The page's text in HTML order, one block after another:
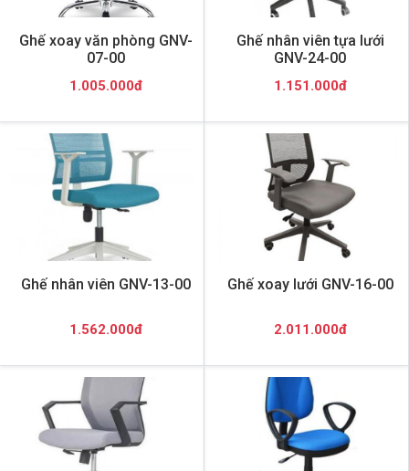
Ghế xoay văn phòng GNV-
07-00
1.005.000đ
Ghế nhân viên tựa lưới
GNV-24-00
1.151.000đ
Ghế nhân viên GNV-13-00
1.562.000đ
Ghế xoay lưới GNV-16-00
2.011.000đ